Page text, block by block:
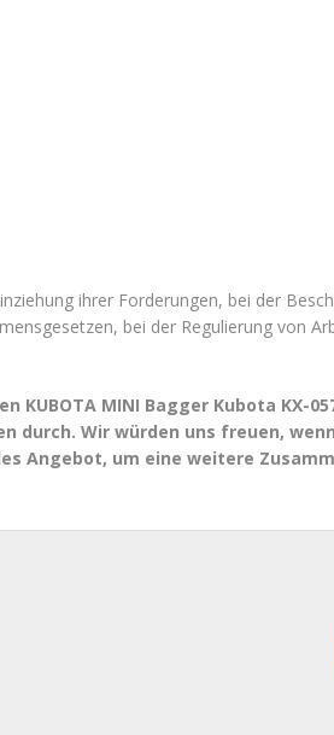
ihrer Forderungen, bei der
bei der Regulierung von
MINI Bagger Kubota KX-
Wir würden uns freuen,
Angebot, um eine weitere